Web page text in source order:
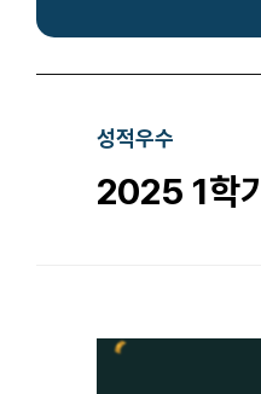
성적우수
2025 1학